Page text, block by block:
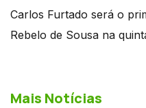
Carlos Furtado será o
Rebelo de Sousa na
Mais Notícias